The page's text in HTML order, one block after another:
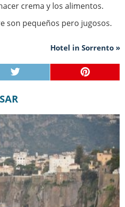
crema y los alimentos.
son pequeños pero jugosos.
Hotel in Sorrento »